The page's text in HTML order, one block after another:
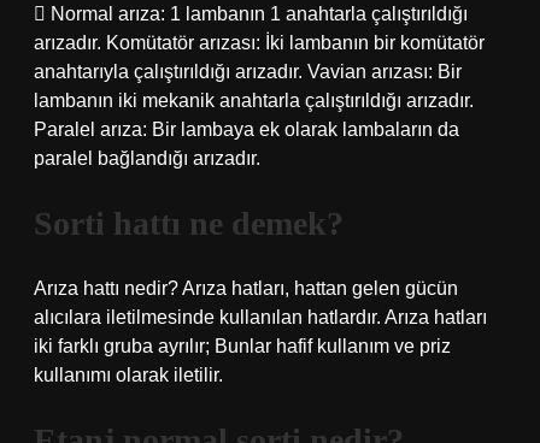
 Normal arıza: 1 lambanın 1 anahtarla çalıştırıldığı
arızadır. Komütatör arızası: İki lambanın bir komütatör
anahtarıyla çalıştırıldığı arızadır. Vavian arızası: Bir
lambanın iki mekanik anahtarla çalıştırıldığı arızadır.
Paralel arıza: Bir lambaya ek olarak lambaların da
paralel bağlandığı arızadır.
Sorti hattı ne demek?
Arıza hattı nedir? Arıza hatları, hattan gelen gücün
alıcılara iletilmesinde kullanılan hatlardır. Arıza hatları
iki farklı gruba ayrılır; Bunlar hafif kullanım ve priz
kullanımı olarak iletilir.